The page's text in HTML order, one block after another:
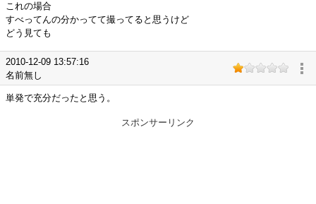
これの場合
すべってんの分かってて撮ってると思うけど
どう見ても
2010-12-09 13:57:16
名前無し
単発で充分だったと思う。
スポンサーリンク